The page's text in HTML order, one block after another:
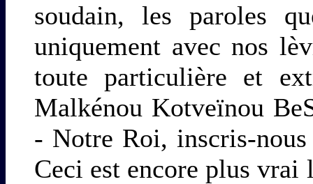
soudain, les paroles
uniquement avec nos
toute particulière et
Malkénou Kotveïnou
- Notre Roi, inscris-
Ceci est encore plus vrai